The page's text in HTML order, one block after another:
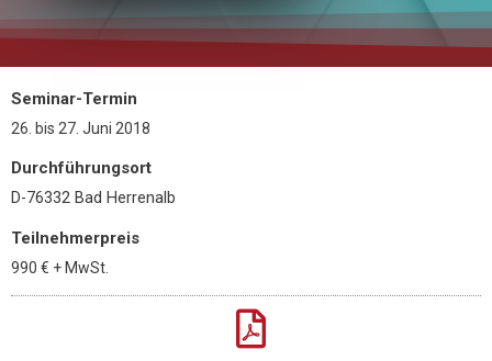
Seminar-Termin
26. bis 27. Juni 2018
Durchführungsort
D-76332 Bad Herrenalb
Teilnehmerpreis
990 € + MwSt.